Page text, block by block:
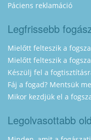
Páciens reklamáció
Legfrissebb
Mielőtt felteszik a
Mielőtt felteszik a
Készülj fel a
Fáj a fogad? Mentsük
Mikor kezdjük el a
Legolvasottabb